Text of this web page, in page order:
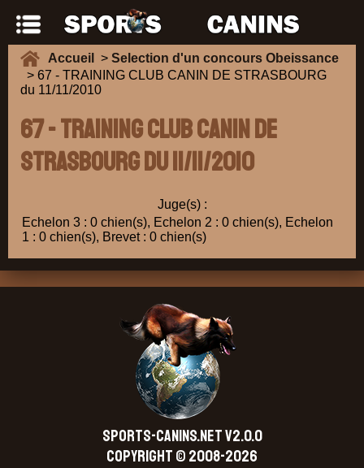
Accueil > Selection d'un concours Obeissance
> 67 - TRAINING CLUB CANIN DE STRASBOURG
du 11/11/2010
67 - TRAINING CLUB CANIN DE
STRASBOURG du 11/11/2010
Juge(s) :
Echelon 3 : 0 chien(s), Echelon 2 : 0 chien(s), Echelon
1 : 0 chien(s), Brevet : 0 chien(s)
SPORTS-CANINS.NET V2.0.0
Copyright © 2008-2026